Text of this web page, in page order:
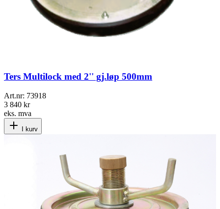
Ters Multilock med 2'' gj.løp 500mm
Art.nr: 73918
3 840 kr
eks. mva
I kurv